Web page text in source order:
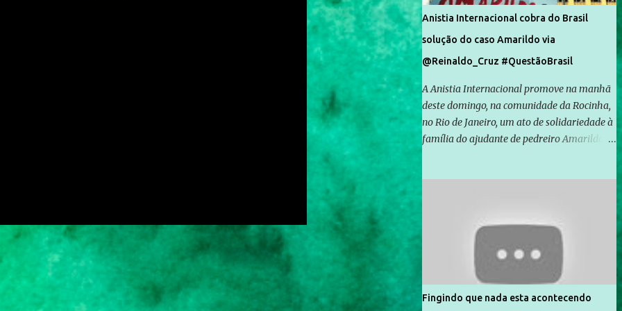
Anistia Internacional cobra do Brasil
solução do caso Amarildo via
@Reinaldo_Cruz #QuestãoBrasil
A Anistia Internacional promove na manhã
deste domingo, na comunidade da Rocinha,
no Rio de Janeiro, um ato de solidariedade à
família do ajudante de pedreiro Amarildo de
Rocinha. A assessora de Direitos Humanos
da Anistia Internacional, Renata Neder, disse
à Agência Brasil que ações e atividades de
mobilização são feitas normalmente pela
organização não governamental. As ações
de solidariedade são promovidas em apoio
Fingindo que nada esta acontecendo